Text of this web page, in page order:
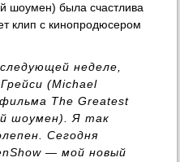
шоумен) была счастлива
клип с кинопродюсером
неделе,
(Michael
The Greatest
шоумен). Я так
Сегодня
— мой новый